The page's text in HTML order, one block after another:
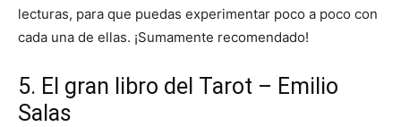
lecturas, para que puedas experimentar poco a poco con
cada una de ellas. ¡Sumamente recomendado!
5. El gran libro del Tarot – Emilio
Salas